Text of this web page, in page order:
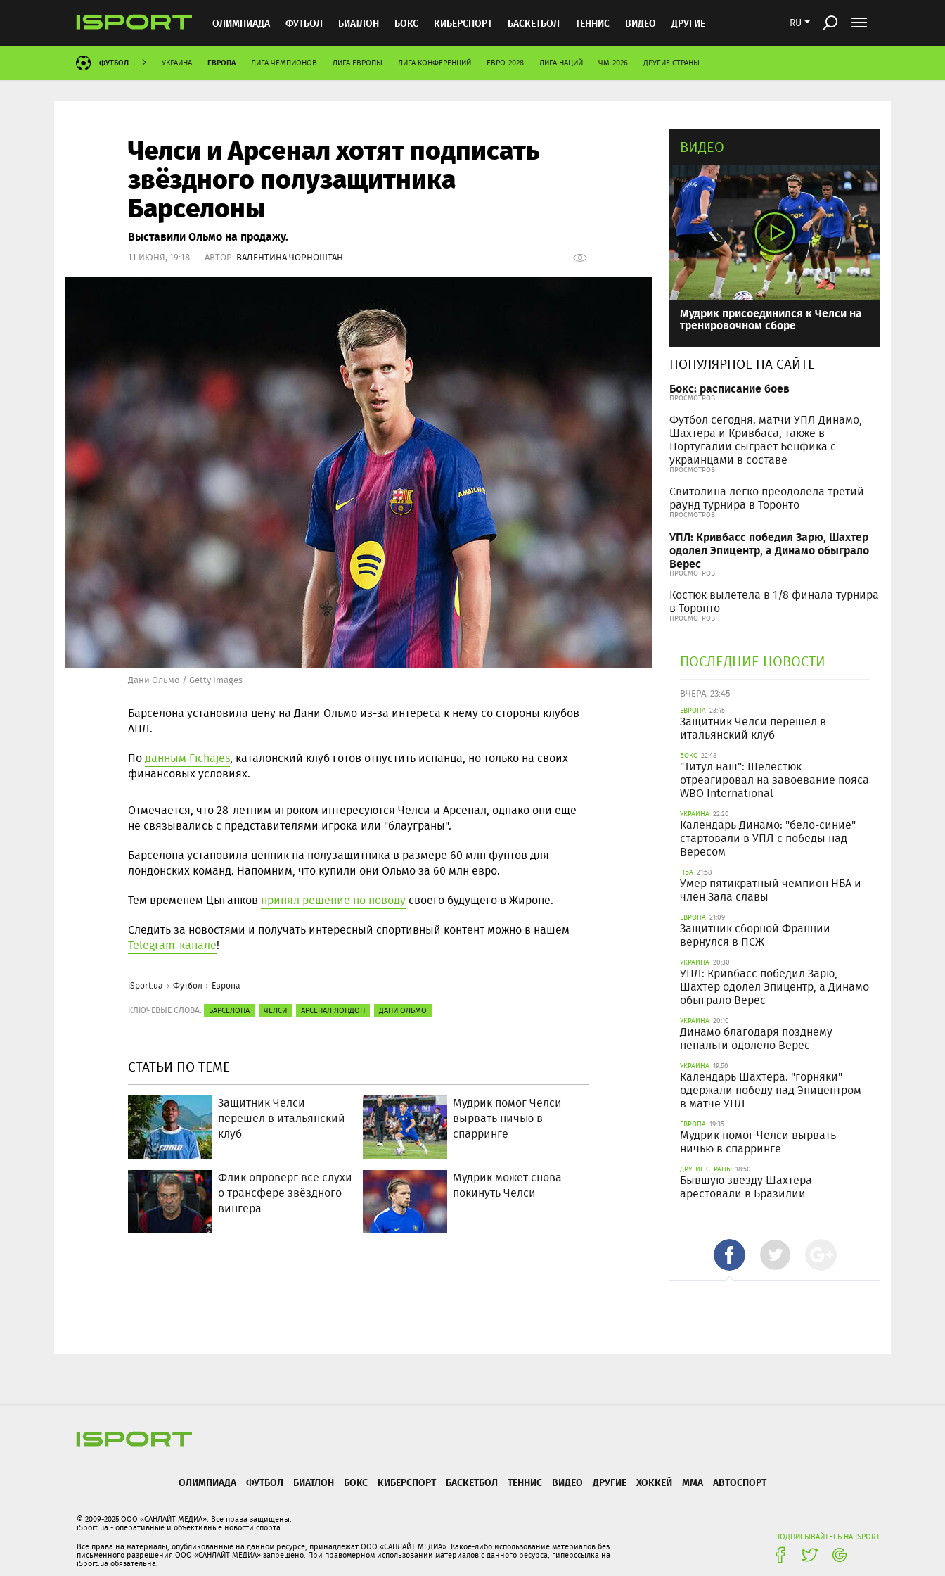
RU
ОЛИМПИАДА ФУТБОЛ БИАТЛОН БОКС КИБЕРСПОРТ БАСКЕТБОЛ ТЕННИС ВИДЕО ДРУГИЕ
ХОККЕЙ ММА АВТОСПОРТ
ФУТБОЛ УКРАИНА ЕВРОПА ЛИГА ЧЕМПИОНОВ ЛИГА ЕВРОПЫ ЛИГА КОНФЕРЕНЦИЙ ЕВРО-2028 ЛИГА НАЦИЙ ЧМ-2026 ДРУГИЕ СТРАНЫ
Челси и Арсенал хотят подписать
звёздного полузащитника
Барселоны
Выставили Ольмо на продажу.
11 ИЮНЯ, 19:18 АВТОР: ВАЛЕНТИНА ЧОРНОШТАН
Дани Ольмо / Getty Images
Барселона установила цену на Дани Ольмо из-за интереса к нему со стороны клубов
АПЛ.
Поданным Fichajes, каталонский клуб готов отпустить испанца, но только на своих
финансовых условиях.
Отмечается, что 28-летним игроком интересуются Челси и Арсенал, однако они ещё
не связывались с представителями игрока или "блауграны".
Барселона установила ценник на полузащитника в размере 60 млн фунтов для
лондонских команд. Напомним, что купили они Ольмо за 60 млн евро.
Тем временем Цыганков принял решение по поводу своего будущего в Жироне.
Следить за новостями и получать интересный спортивный контент можно в нашем
Telegram-канале!
iSport.ua Футбол Европа
КЛЮЧЕВЫЕ СЛОВА: БАРСЕЛОНА ЧЕЛСИ АРСЕНАЛ ЛОНДОН ДАНИ ОЛЬМО
СТАТЬИ ПО ТЕМЕ
Защитник Челси
перешел в итальянский
клуб
Мудрик помог Челси
вырвать ничью в
спарринге
Флик опроверг все слухи
о трансфере звёздного
вингера
Мудрик может снова
покинуть Челси
ВИДЕО
Мудрик присоединился к Челси на
тренировочном сборе
ПОПУЛЯРНОЕ НА САЙТЕ
Бокс: расписание боев
ПРОСМОТРОВ
Футбол сегодня: матчи УПЛ Динамо,
Шахтера и Кривбаса, также в
Португалии сыграет Бенфика с
украинцами в составе
ПРОСМОТРОВ
Свитолина легко преодолела третий
раунд турнира в Торонто
ПРОСМОТРОВ
УПЛ: Кривбасс победил Зарю, Шахтер
одолел Эпицентр, а Динамо обыграло
Верес
ПРОСМОТРОВ
Костюк вылетела в 1/8 финала турнира
в Торонто
ПРОСМОТРОВ
ПОСЛЕДНИЕ НОВОСТИ
ВЧЕРА, 23:45
ЕВРОПА 23:45
Защитник Челси перешел в
итальянский клуб
БОКС 22:48
"Титул наш": Шелестюк
отреагировал на завоевание пояса
WBO International
УКРАИНА 22:20
Календарь Динамо: "бело-синие"
стартовали в УПЛ с победы над
Вересом
НБА 21:58
Умер пятикратный чемпион НБА и
член Зала славы
ЕВРОПА 21:09
Защитник сборной Франции
вернулся в ПСЖ
УКРАИНА 20:30
УПЛ: Кривбасс победил Зарю,
Шахтер одолел Эпицентр, а Динамо
обыграло Верес
УКРАИНА 20:10
Динамо благодаря позднему
пенальти одолело Верес
УКРАИНА 19:50
Календарь Шахтера: "горняки"
одержали победу над Эпицентром
в матче УПЛ
ЕВРОПА 19:35
Мудрик помог Челси вырвать
ничью в спарринге
ДРУГИЕ СТРАНЫ 18:50
Бывшую звезду Шахтера
арестовали в Бразилии
ОЛИМПИАДА ФУТБОЛ БИАТЛОН БОКС КИБЕРСПОРТ БАСКЕТБОЛ ТЕННИС ВИДЕО ДРУГИЕ ХОККЕЙ ММА АВТОСПОРТ
ПОДПИСЫВАЙТЕСЬ НА ISPORT
© 2009-2025 ООО «САНЛАЙТ МЕДИА». Все права защищены.
iSport.ua - оперативные и объективные новости спорта.
Все права на материалы, опубликованные на данном ресурсе, принадлежат ООО «САНЛАЙТ МЕДИА». Какое-либо использование материалов без
письменного разрешения ООО «САНЛАЙТ МЕДИА» запрещено. При правомерном использовании материалов с данного ресурса, гиперссылка на
iSport.ua обязательна.